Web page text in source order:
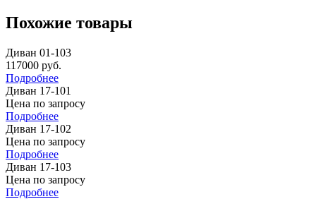
Похожие товары
Диван 01-103
117000 руб.
Подробнее
Диван 17-101
Цена по запросу
Подробнее
Диван 17-102
Цена по запросу
Подробнее
Диван 17-103
Цена по запросу
Подробнее